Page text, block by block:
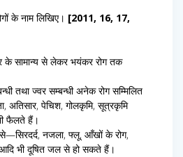
के नाम लिखिए। [2011, 16, 17,
सामान्य से लेकर भयंकर रोग तक
तथा ज्वर सम्बन्धी अनेक रोग सम्मिलित
अतिसार, पेचिश, गोलकृमि, सूत्रकृमि
फैलते हैं।
नजला, फ्लू, आँखों के रोग,
भी दूषित जल से हो सकते हैं।